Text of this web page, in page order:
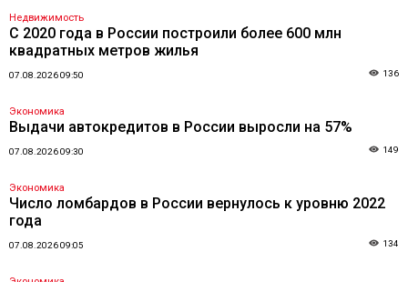
Недвижимость
С 2020 года в России построили более 600 млн
квадратных метров жилья
07.08.2026 09:50 136
Экономика
Выдачи автокредитов в России выросли на 57%
07.08.2026 09:30 149
Экономика
Число ломбардов в России вернулось к уровню 2022
года
07.08.2026 09:05 134